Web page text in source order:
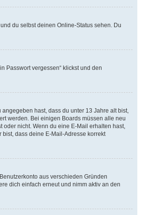
du selbst deinen Online-Status sehen. Du
Passwort vergessen“ klickst und den
hast, dass du unter 13 Jahre alt bist,
werden. Bei einigen Boards müssen alle neu
nicht. Wenn du eine E-Mail erhalten hast,
dass deine E-Mail-Adresse korrekt
aus verschieden Gründen
dich einfach erneut und nimm aktiv an den